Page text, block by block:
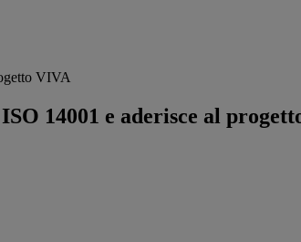
VIVA
14001 e aderisce al